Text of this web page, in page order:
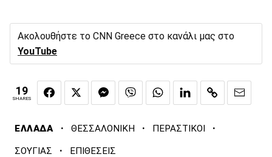
Ακολουθήστε το CNN Greece στο κανάλι μας στο
YouTube
19
SHARES
ΕΛΛΑΔΑ · ΘΕΣΣΑΛΟΝΙΚΗ · ΠΕΡΑΣΤΙΚΟΙ ·
ΣΟΥΓΙΑΣ · ΕΠΙΘΕΣΕΙΣ